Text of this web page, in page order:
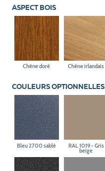
ASPECT BOIS
Chêne doré Chêne irlandais
COULEURS OPTIONNELLES
Bleu 2700 sablé RAL 1019 - Gris
beige